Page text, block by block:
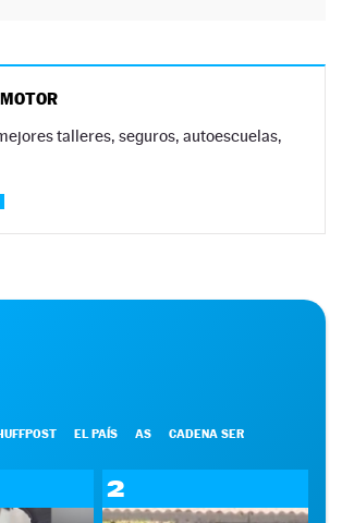
MOTOR
talleres, seguros, autoescuelas,
EL PAÍS AS CADENA SER
2